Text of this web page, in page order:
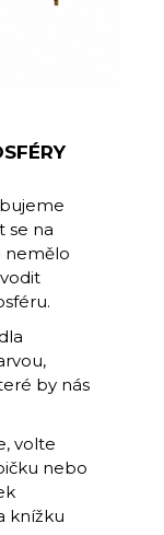
se na
nemělo
by nás
volte
nebo
knížku